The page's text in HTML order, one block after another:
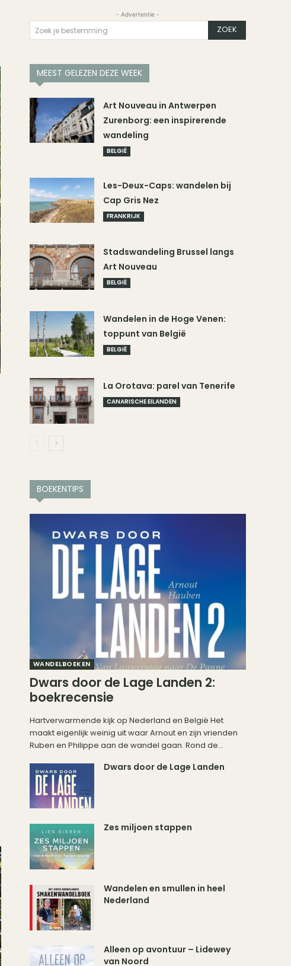
- Advertentie -
Zoek je bestemming ZOEK
MEEST GELEZEN DEZE WEEK
Art Nouveau in Antwerpen
Zurenborg: een inspirerende
wandeling
BELGIË
Les-Deux-Caps: wandelen bij
Cap Gris Nez
FRANKRIJK
Stadswandeling Brussel langs
Art Nouveau
BELGIË
Wandelen in de Hoge Venen:
toppunt van België
BELGIË
La Orotava: parel van Tenerife
CANARISCHE EILANDEN
BOEKENTIPS
WANDELBOEKEN
Dwars door de Lage Landen 2:
boekrecensie
Hartverwarmende kijk op Nederland en België Het
maakt eigenlijk weinig uit waar Arnout en zijn vrienden
Ruben en Philippe aan de wandel gaan. Rond de...
Dwars door de Lage Landen
Zes miljoen stappen
Wandelen en smullen in heel
Nederland
Alleen op avontuur – Lidewey
van Noord